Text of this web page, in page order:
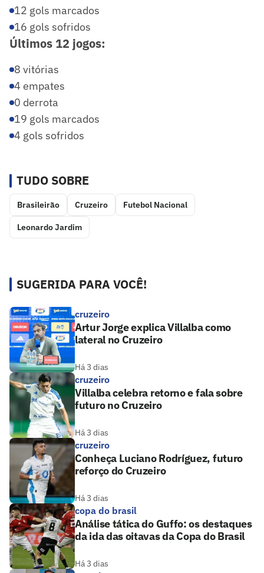
12 gols marcados
16 gols sofridos
Últimos 12 jogos:
8 vitórias
4 empates
0 derrota
19 gols marcados
4 gols sofridos
TUDO SOBRE
Brasileirão Cruzeiro Futebol Nacional
Leonardo Jardim
SUGERIDA PARA VOCÊ!
cruzeiro
Artur Jorge explica Villalba como
lateral no Cruzeiro
Há 3 dias
cruzeiro
Villalba celebra retorno e fala sobre
futuro no Cruzeiro
Há 3 dias
cruzeiro
Conheça Luciano Rodríguez, futuro
reforço do Cruzeiro
Há 3 dias
copa do brasil
Análise tática do Guffo: os destaques
da ida das oitavas da Copa do Brasil
Há 3 dias